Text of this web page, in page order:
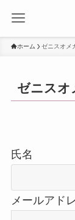
ホーム ゼニスオメ
ゼニスオ
氏名
メールアド